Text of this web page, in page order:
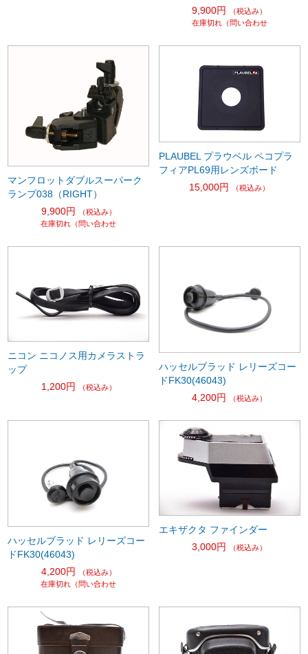
9,900円
（税込み）
在庫切れ（問い合わせ
マンフロットダブルスーパーク
ランプ038（RIGHT）
9,900円
（税込み）
在庫切れ（問い合わせ
PLAUBEL プラウベル ペコプラ
フィアPL69用レンズボード
15,000円
（税込み）
ニコン ニコノス用カメラストラ
ップ
1,200円
（税込み）
ハッセルブラッド レリーズコー
ドFK30(46043)
4,200円
（税込み）
ハッセルブラッド レリーズコー
ドFK30(46043)
4,200円
（税込み）
在庫切れ（問い合わせ
エキザクタ ファインダー
3,000円
（税込み）